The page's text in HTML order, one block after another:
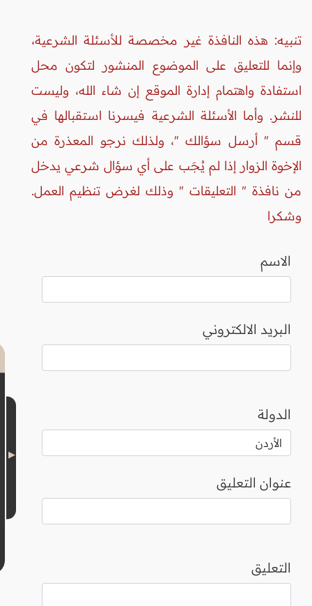
تنبيه: هذه النافذة غير مخصصة للأسئلة الشرعية،
وإنما للتعليق على الموضوع المنشور لتكون محل
استفادة واهتمام إدارة الموقع إن شاء الله، وليست
للنشر. وأما الأسئلة الشرعية فيسرنا استقبالها في
قسم " أرسل سؤالك "، ولذلك نرجو المعذرة من
الإخوة الزوار إذا لم يُجَب على أي سؤال شرعي يدخل
من نافذة " التعليقات " وذلك لغرض تنظيم العمل.
وشكرا
الاسم
البريد الالكتروني
الدولة
عنوان التعليق
التعليق